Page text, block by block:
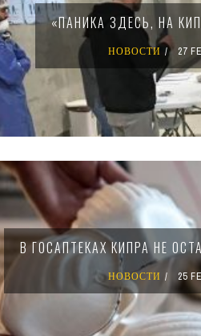
«ПАНИКА ЗДЕСЬ, НА
НОВОСТИ 27
В ГОСАПТЕКАХ КИПРА НЕ
НОВОСТИ 25